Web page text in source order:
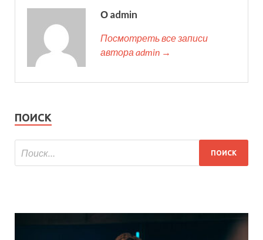
О admin
Посмотреть все записи
автора admin →
ПОИСК